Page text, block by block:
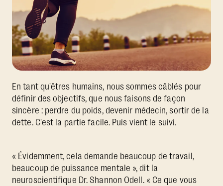
En tant qu'êtres humains, nous sommes câblés pour
définir des objectifs, que nous faisons de façon
sincère : perdre du poids, devenir médecin, sortir de la
dette. C'est la partie facile. Puis vient le suivi.
« Évidemment, cela demande beaucoup de travail,
beaucoup de puissance mentale », dit la
neuroscientifique Dr. Shannon Odell. « Ce que vous